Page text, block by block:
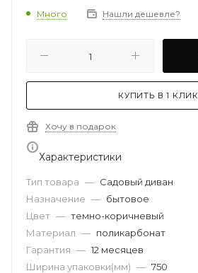
Много Нашли дешевле?
КУПИТЬ В 1 КЛИК
Хочу в подарок
Характеристики
Тип товара — Садовый диван
Назначение — бытовое
Цвет — темно-коричневый
Материал — поликарбонат
Гарантия — 12 месяцев
Ширина упаковки(мм) — 750